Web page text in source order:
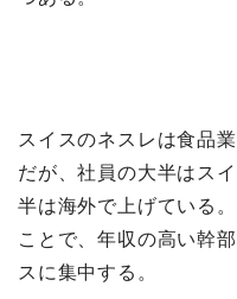
スイスのネスレは食品
だが、社員の大半はス
半は海外で上げている
ことで、年収の高い幹
スに集中する。